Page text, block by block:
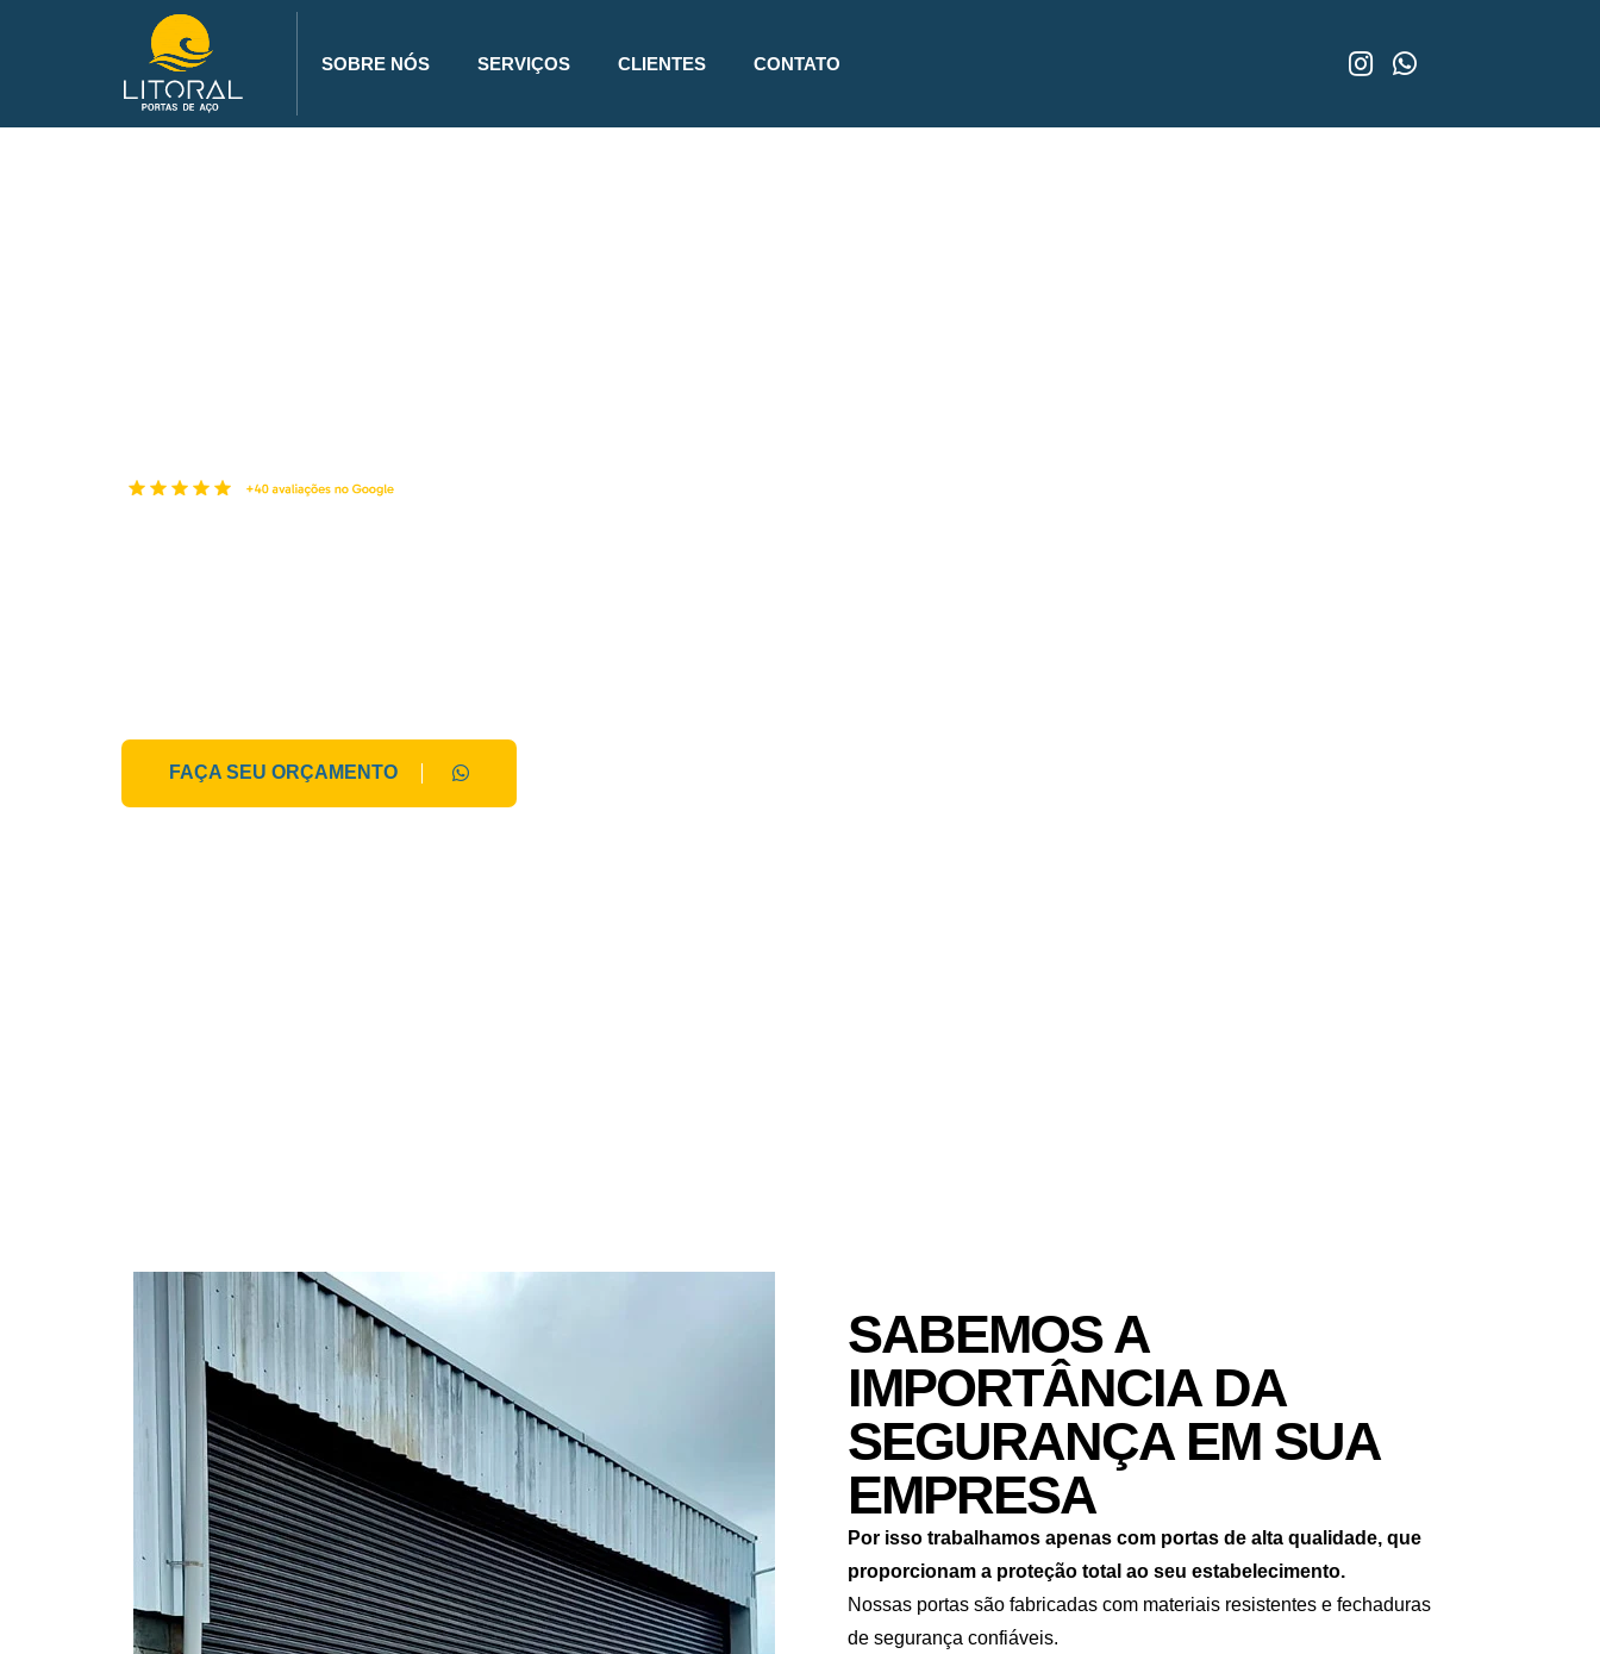
SOBRE NÓS SERVIÇOS CLIENTES CONTATO
FAÇA SEU ORÇAMENTO
SABEMOS A
IMPORTÂNCIA DA
SEGURANÇA EM SUA
EMPRESA
Por isso trabalhamos apenas com portas de alta qualidade, que
proporcionam a proteção total ao seu estabelecimento.
Nossas portas são fabricadas com materiais resistentes e fechaduras
de segurança confiáveis.